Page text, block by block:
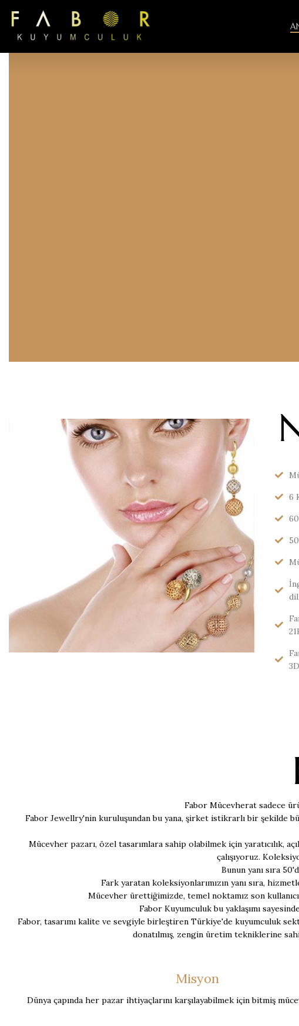
6
Fabor Mücevherat sadece
Fabor Jewellry'nin kuruluşundan bu yana, şirket istikrarlı bir şekilde
Mücevher pazarı, özel tasarımlara sahip olabilmek için yaratıcılık,
çalışıyoruz.
Bunun yanı sıra
Fark yaratan koleksiyonlarımızın yanı sıra,
Mücevher ürettiğimizde, temel noktamız son
Fabor Kuyumculuk bu yaklaşımı
Fabor, tasarımı kalite ve sevgiyle birleştiren Türkiye'de kuyumculuk
donatılmış, zengin üretim tekniklerine
Misyon
Dünya çapında her pazar ihtiyaçlarını karşılayabilmek için bitmiş